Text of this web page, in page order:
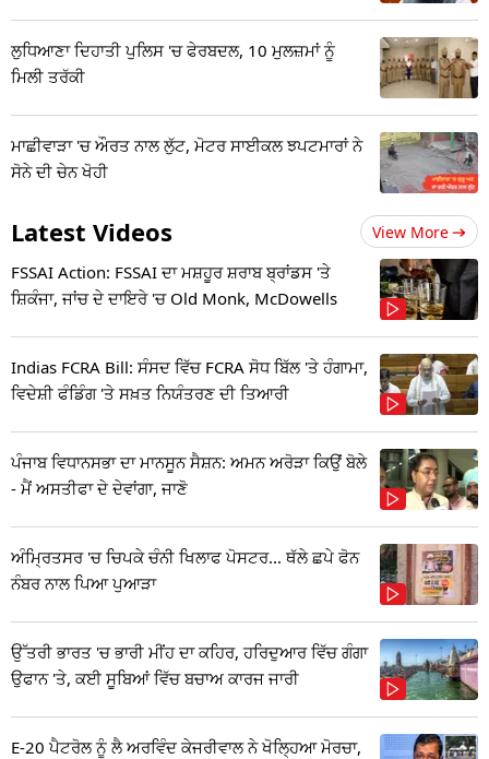
ਲੁਧਿਆਣਾ ਦਿਹਾਤੀ ਪੁਲਿਸ 'ਚ ਫੇਰਬਦਲ, 10 ਮੁਲਜ਼ਮਾਂ ਨੂੰ
ਮਿਲੀ ਤਰੱਕੀ
ਮਾਛੀਵਾੜਾ 'ਚ ਔਰਤ ਨਾਲ ਲੁੱਟ, ਮੋਟਰ ਸਾਈਕਲ ਝਪਟਮਾਰਾਂ ਨੇ
ਸੋਨੇ ਦੀ ਚੇਨ ਖੋਹੀ
Latest Videos View More
FSSAI Action: FSSAI ਦਾ ਮਸ਼ਹੂਰ ਸ਼ਰਾਬ ਬ੍ਰਾਂਡਸ 'ਤੇ
ਸ਼ਿਕੰਜਾ, ਜਾਂਚ ਦੇ ਦਾਇਰੇ 'ਚ Old Monk, McDowells
Indias FCRA Bill: ਸੰਸਦ ਵਿੱਚ FCRA ਸੋਧ ਬਿੱਲ 'ਤੇ ਹੰਗਾਮਾ,
ਵਿਦੇਸ਼ੀ ਫੰਡਿੰਗ 'ਤੇ ਸਖ਼ਤ ਨਿਯੰਤਰਣ ਦੀ ਤਿਆਰੀ
ਪੰਜਾਬ ਵਿਧਾਨਸਭਾ ਦਾ ਮਾਨਸੂਨ ਸੈਸ਼ਨ: ਅਮਨ ਅਰੋੜਾ ਕਿਉਂ ਬੋਲੇ
- ਮੈਂ ਅਸਤੀਫਾ ਦੇ ਦੇਵਾਂਗਾ, ਜਾਣੋ
ਅੰਮ੍ਰਿਤਸਰ 'ਚ ਚਿਪਕੇ ਚੰਨੀ ਖਿਲਾਫ ਪੋਸਟਰ... ਥੱਲੇ ਛਪੇ ਫੋਨ
ਨੰਬਰ ਨਾਲ ਪਿਆ ਪੁਆੜਾ
ਉੱਤਰੀ ਭਾਰਤ 'ਚ ਭਾਰੀ ਮੀਂਹ ਦਾ ਕਹਿਰ, ਹਰਿਦੁਆਰ ਵਿੱਚ ਗੰਗਾ
ਉਫਾਨ 'ਤੇ, ਕਈ ਸੂਬਿਆਂ ਵਿੱਚ ਬਚਾਅ ਕਾਰਜ ਜਾਰੀ
E-20 ਪੈਟਰੋਲ ਨੂੰ ਲੈ ਅਰਵਿੰਦ ਕੇਜਰੀਵਾਲ ਨੇ ਖੋਲ੍ਹਿਆ ਮੋਰਚਾ,